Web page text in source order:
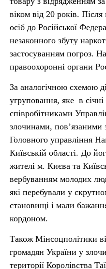
віком від 20 років.
осіб до Російської
незаконного збуту
застосуванням погроз.
правоохоронні органи
За аналогічною схемою
угруповання, яке в
співробітниками
злочинами, пов’язаними
Головного управління
Київській області. До
жителі м. Києва та
вербуванням молодих
які перебували у
становищі і мали
кордоном.
Також Мінсоцполітики
громадян України у
території Королівства